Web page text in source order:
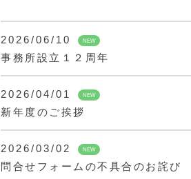
2026/06/10 NEW
事務所設立１２周年
2026/04/01 NEW
新年度のご挨拶
2026/03/02 NEW
問合せフォームの不具合のお詫び